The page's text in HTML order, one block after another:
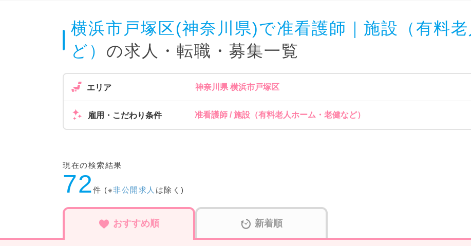
横浜市戸塚区(神奈川県)で准看護師｜施設（有料
ど） の求人・転職・募集一覧
エリア 神奈川県 横浜市戸塚区
雇用・こだわり条件 准看護師 / 施設（有料老人ホーム・老健など）
現在の検索結果
72件 (※非公開求人 は除く)
おすすめ順 新着順